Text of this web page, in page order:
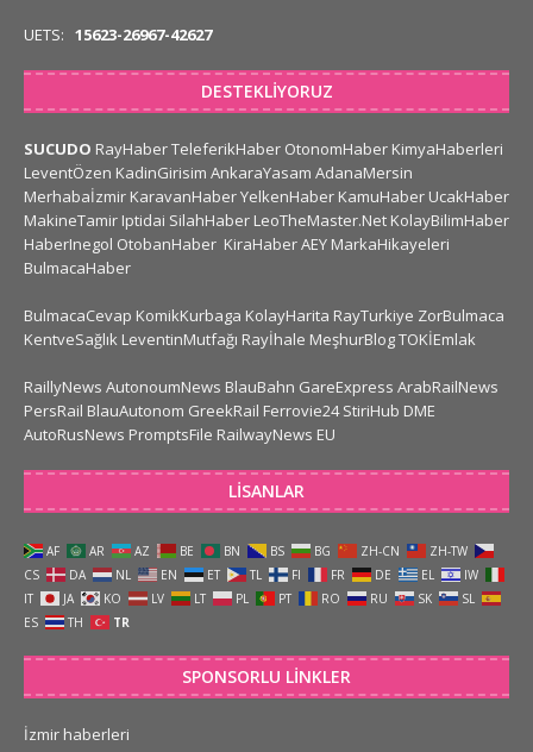
UETS: 15623-26967-42627
DESTEKLIYORUZ
SUCUDO RayHaberTeleferikHaber OtonomHaber KimyaHaberleri
LeventÖzen KadinGirisim AnkaraYasam AdanaMersin
Merhabaİzmir KaravanHaberYelkenHaber KamuHaber UcakHaber
MakineTamir Iptidai SilahHaber LeoTheMaster.Net KolayBilimHaber
HaberInegol OtobanHaber KiraHaberAEY MarkaHikayeleri
BulmacaHaber
BulmacaCevap KomikKurbaga KolayHarita RayTurkiye ZorBulmaca
KentveSağlık LeventinMutfağı Rayİhale MeşhurBlogTOKİEmlak
RaillyNews AutonoumNews BlauBahn GareExpress ArabRailNews
PersRail BlauAutonom GreekRail Ferrovie24 StiriHub DME
AutoRusNews PromptsFile RailwayNews EU
LISANLAR
AF AR AZ BE BN BS BG ZH-CN
ZH-TW
CS
DA NL EN ET TL FI FR DE EL
IW
IT
JA KO LV LT PL PT RO RU SK
SL
ES
TH TR
SPONSORLU LINKLER
İzmir haberleri